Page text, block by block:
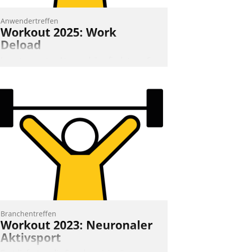
Anwendertreffen
Workout 2025: Work
Deload
meistern und Workloads wuppen – bei
zunehmend anspruchsvollen Aufgaben
und abnehmendem Nachwuchs?
Nadja Hußmann
Branchentreffen
Workout 2023: Neuronaler
Aktivsport